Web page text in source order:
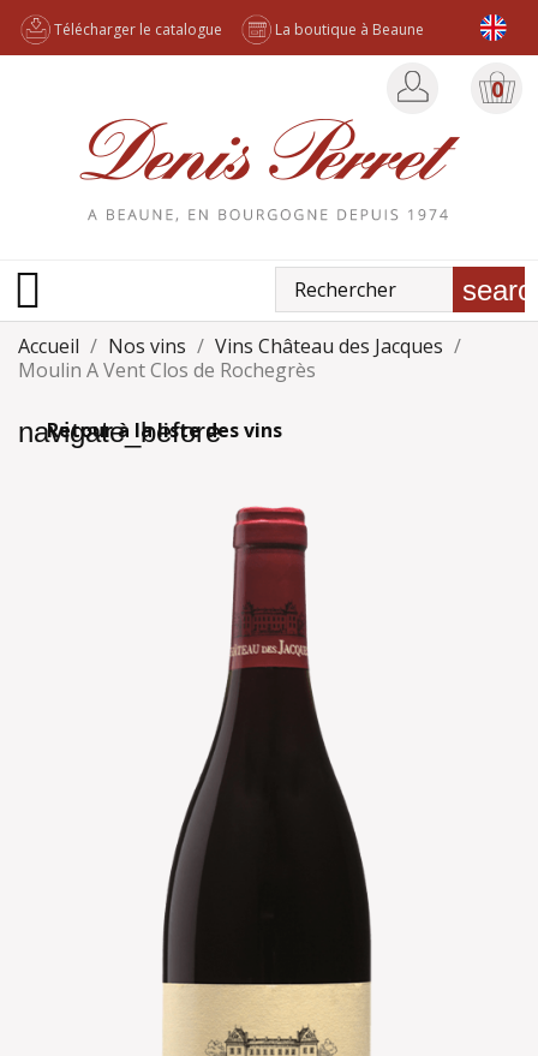
Télécharger le catalogue La boutique à Beaune
0

Accueil Nos vins
Vins Château des Jacques
Moulin A Vent Clos de Rochegrès
navigate_before
Retour à la liste des vins